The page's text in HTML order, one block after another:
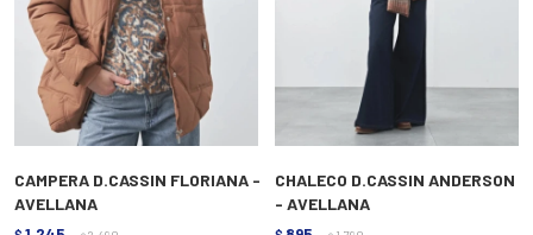
CAMPERA D.CASSIN FLORIANA -
AVELLANA
CHALECO D.CASSIN ANDERSON
- AVELLANA